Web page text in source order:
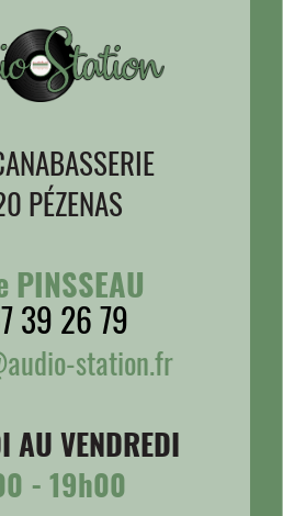
PÉZENAS
39 26 79
station.fr
AU VENDREDI
- 19h00